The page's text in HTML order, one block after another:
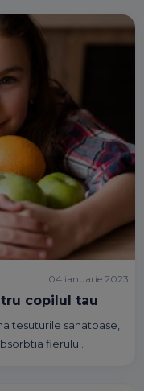
copilul tau
tesuturile sanatoase,
fierului.
04 ianuarie 2023